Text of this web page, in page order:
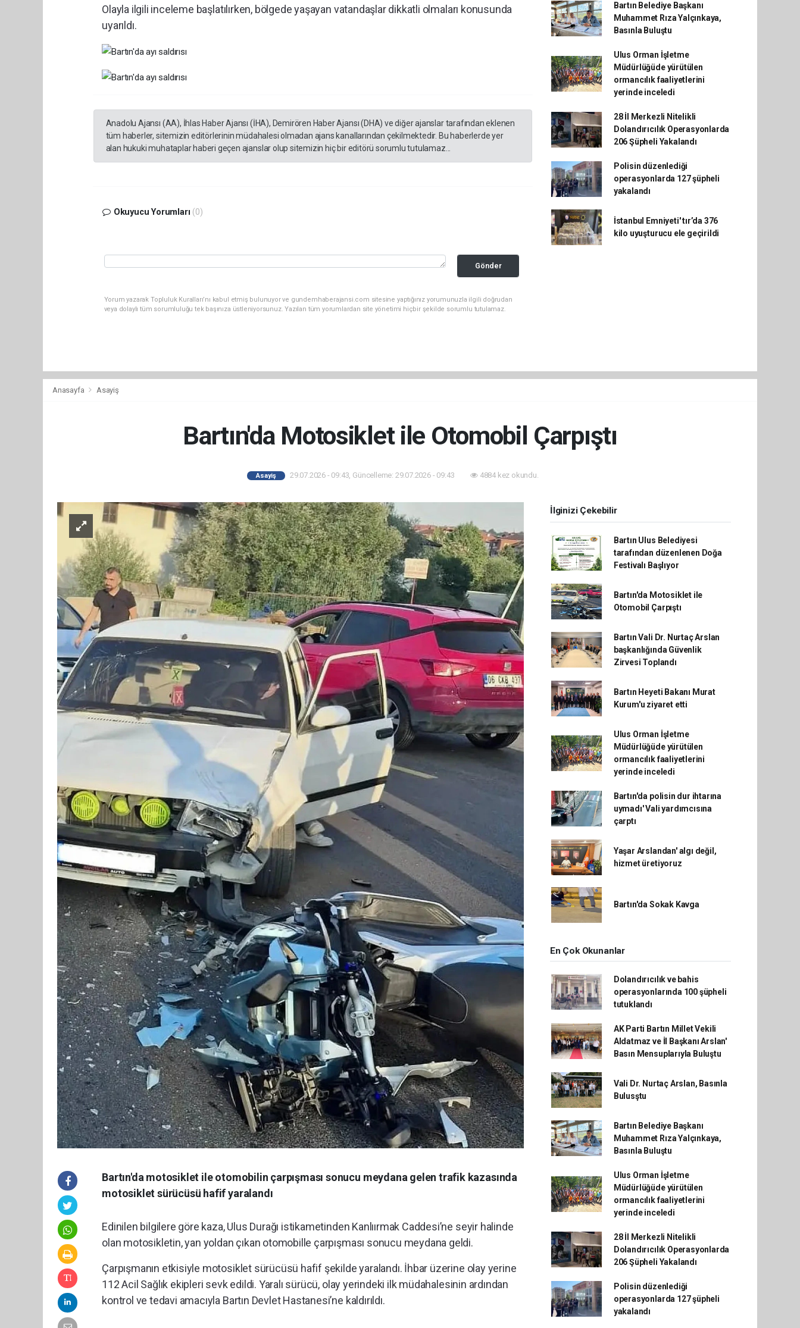
Olayla ilgili inceleme başlatılırken, bölgede yaşayan vatandaşlar dikkatli olmaları konusunda
uyarıldı.
Anadolu Ajansı (AA), İhlas Haber Ajansı (İHA), Demirören Haber Ajansı (DHA) ve diğer ajanslar tarafından eklenen
tüm haberler, sitemizin editörlerinin müdahalesi olmadan ajans kanallarından çekilmektedir. Bu haberlerde yer
alan hukuki muhataplar haberi geçen ajanslar olup sitemizin hiç bir editörü sorumlu tutulamaz...
Okuyucu Yorumları (0)
Gönder
Yorum yazarak Topluluk Kuralları’nı kabul etmiş bulunuyor ve gundemhaberajansi.com sitesine yaptığınız yorumunuzla ilgili doğrudan
veya dolaylı tüm sorumluluğu tek başınıza üstleniyorsunuz. Yazılan tüm yorumlardan site yönetimi hiçbir şekilde sorumlu tutulamaz.
Bartın Belediye Başkanı
Muhammet Rıza Yalçınkaya,
Basınla Buluştu
Ulus Orman İşletme
Müdürlüğüde yürütülen
ormancılık faaliyetlerini
yerinde inceledi
28 İl Merkezli Nitelikli
Dolandırıcılık Operasyonlarda
206 Şüpheli Yakalandı
Polisin düzenlediği
operasyonlarda 127 şüpheli
yakalandı
İstanbul Emniyeti' tır’da 376
kilo uyuşturucu ele geçirildi
Anasayfa Asayiş
Bartın'da Motosiklet ile Otomobil Çarpıştı
Asayiş 29.07.2026 - 09:43, Güncelleme: 29.07.2026 - 09:43 4884 kez okundu.
Bartın'da motosiklet ile otomobilin çarpışması sonucu meydana gelen trafik kazasında
motosiklet sürücüsü hafif yaralandı
Edinilen bilgilere göre kaza, Ulus Durağı istikametinden Kanlıırmak Caddesi’ne seyir halinde
olan motosikletin, yan yoldan çıkan otomobille çarpışması sonucu meydana geldi.
Çarpışmanın etkisiyle motosiklet sürücüsü hafif şekilde yaralandı. İhbar üzerine olay yerine
112 Acil Sağlık ekipleri sevk edildi. Yaralı sürücü, olay yerindeki ilk müdahalesinin ardından
kontrol ve tedavi amacıyla Bartın Devlet Hastanesi’ne kaldırıldı.
İlginizi Çekebilir
Bartın Ulus Belediyesi
tarafından düzenlenen Doğa
Festivalı Başlıyor
Bartın'da Motosiklet ile
Otomobil Çarpıştı
Bartın Vali Dr. Nurtaç Arslan
başkanlığında Güvenlik
Zirvesi Toplandı
Bartın Heyeti Bakanı Murat
Kurum'u ziyaret etti
Ulus Orman İşletme
Müdürlüğüde yürütülen
ormancılık faaliyetlerini
yerinde inceledi
Bartın'da polisin dur ihtarına
uymadı' Vali yardımcısına
çarptı
Yaşar Arslandan' algı değil,
hizmet üretiyoruz
Bartın'da Sokak Kavga
En Çok Okunanlar
Dolandırıcılık ve bahis
operasyonlarında 100 şüpheli
tutuklandı
AK Parti Bartın Millet Vekili
Aldatmaz ve İl Başkanı Arslan'
Basın Mensuplarıyla Buluştu
Vali Dr. Nurtaç Arslan, Basınla
Bulusştu
Bartın Belediye Başkanı
Muhammet Rıza Yalçınkaya,
Basınla Buluştu
Ulus Orman İşletme
Müdürlüğüde yürütülen
ormancılık faaliyetlerini
yerinde inceledi
28 İl Merkezli Nitelikli
Dolandırıcılık Operasyonlarda
206 Şüpheli Yakalandı
Polisin düzenlediği
operasyonlarda 127 şüpheli
yakalandı